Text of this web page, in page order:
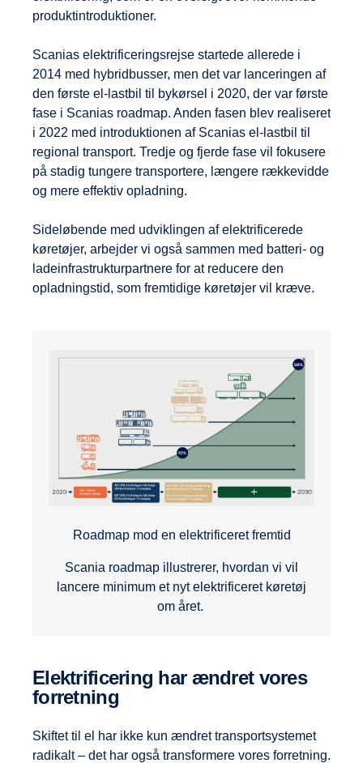
produktintroduktioner.
Scanias elektrificeringsrejse startede allerede i
2014 med hybridbusser, men det var lanceringen af
den første el-lastbil til bykørsel i 2020, der var første
fase i Scanias roadmap. Anden fasen blev realiseret
i 2022 med introduktionen af Scanias el-lastbil til
regional transport. Tredje og fjerde fase vil fokusere
på stadig tungere transportere, længere rækkevidde
og mere effektiv opladning.
Sideløbende med udviklingen af elektrificerede
køretøjer, arbejder vi også sammen med batteri- og
ladeinfrastrukturpartnere for at reducere den
opladningstid, som fremtidige køretøjer vil kræve.
Roadmap mod en elektrificeret fremtid
Scania roadmap illustrerer, hvordan vi vil
lancere minimum et nyt elektrificeret køretøj
om året.
Elektrificering har ændret vores
forretning
Skiftet til el har ikke kun ændret transportsystemet
radikalt – det har også transformere vores forretning.